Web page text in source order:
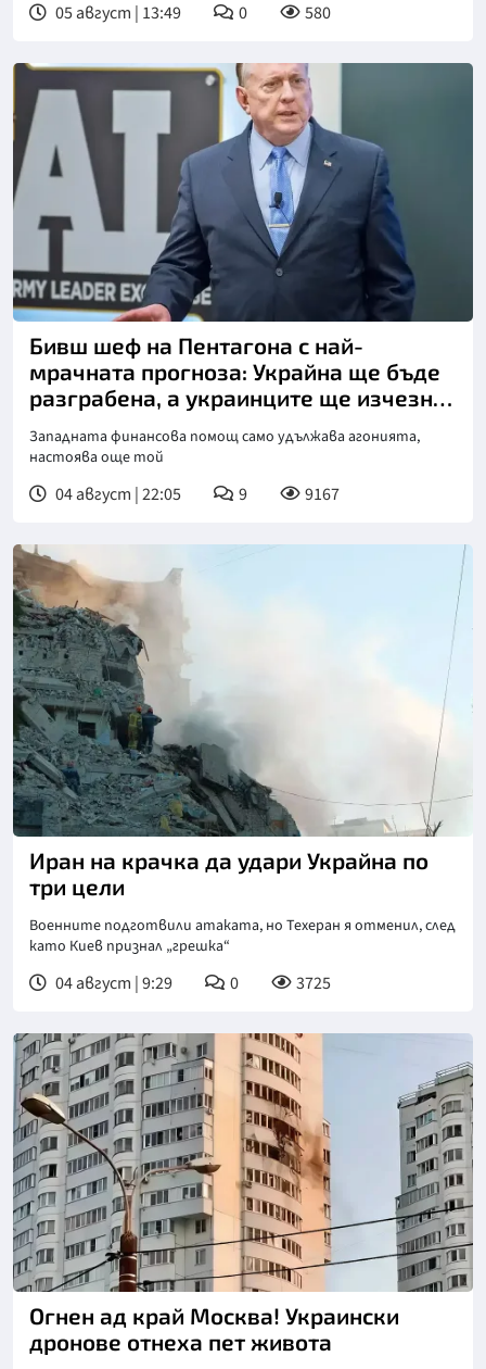
05 август | 13:49 0 580
Бивш шеф на Пентагона с най-
мрачната прогноза: Украйна ще бъде
разграбена, а украинците ще изчезнат
като народ!
Западната финансова помощ само удължава агонията,
настоява още той
04 август | 22:05 9 9167
Снимка: ДСНС
Иран на крачка да удари Украйна по
три цели
Военните подготвили атаката, но Техеран я отменил, след
като Киев признал „грешка“
04 август | 9:29 0 3725
Огнен ад край Москва! Украински
дронове отнеха пет живота